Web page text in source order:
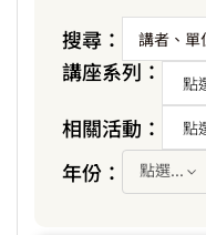
搜尋：
講座系列：
相關活動：
年份：
點選...